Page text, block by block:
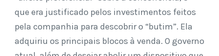
que era justificado pelos investimentos feitos
pela companhia para descobrir o “butim”. Ela
adquiriu os principais blocos à venda. O governo